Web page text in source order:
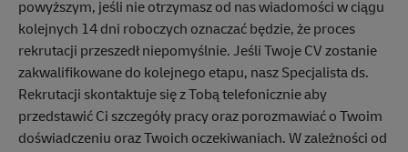
powyższym, jeśli nie otrzymasz od nas wiadomości w ciągu
kolejnych 14 dni roboczych oznaczać będzie, że proces
rekrutacji przeszedł niepomyślnie. Jeśli Twoje CV zostanie
zakwalifikowane do kolejnego etapu, nasz Specjalista ds.
Rekrutacji skontaktuje się z Tobą telefonicznie aby
przedstawić Ci szczegóły pracy oraz porozmawiać o Twoim
doświadczeniu oraz Twoich oczekiwaniach. W zależności od